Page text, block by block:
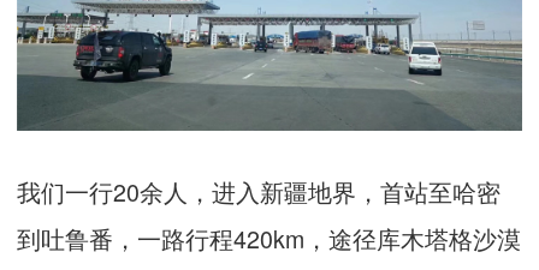
我们一行20余人，进入新疆地界，首站至哈密
到吐鲁番 ，一路行程420km ，途径库木塔格沙漠